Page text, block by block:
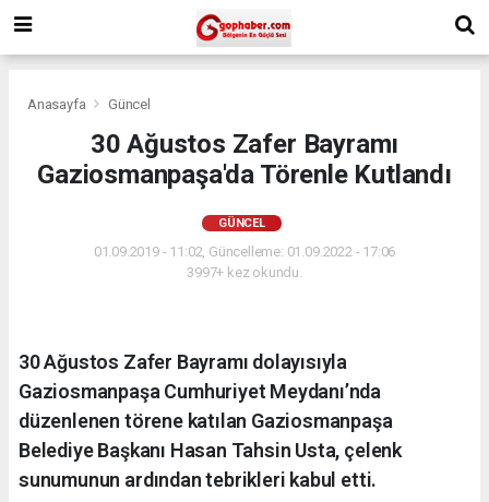
Anasayfa Güncel
30 Ağustos Zafer Bayramı
Gaziosmanpaşa'da Törenle Kutlandı
GÜNCEL
01.09.2019 - 11:02, Güncelleme: 01.09.2022 - 17:06
3997+ kez okundu.
30 Ağustos Zafer Bayramı dolayısıyla
Gaziosmanpaşa Cumhuriyet Meydanı’nda
düzenlenen törene katılan Gaziosmanpaşa
Belediye Başkanı Hasan Tahsin Usta, çelenk
sunumunun ardından tebrikleri kabul etti.